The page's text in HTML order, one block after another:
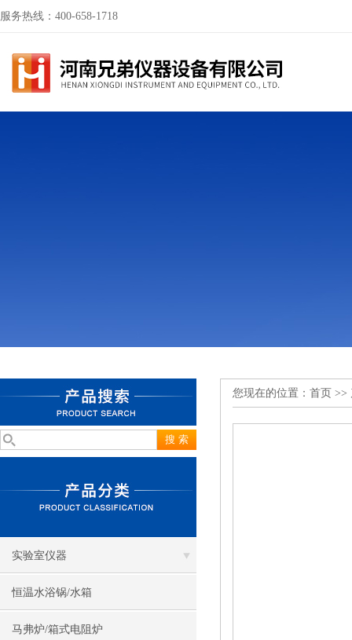
服务热线：400-658-1718
实验室仪器
恒温水浴锅/水箱
马弗炉/箱式电阻炉
您现在的位置： 首页 >>